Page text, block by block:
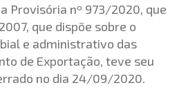
Provisória nº 973/2020, que
que dispõe sobre o
e administrativo das
de Exportação, teve seu
no dia 24/09/2020.